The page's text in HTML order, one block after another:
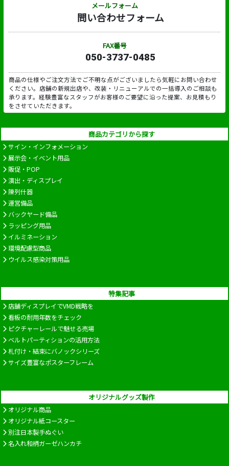
メールフォーム
問い合わせフォーム
FAX番号
050-3737-0485
商品の仕様やご注文方法でご不明な点がございましたら気軽にお問い合わせ
ください。店舗の新規出店や、改装・リニューアルでの一括導入のご相談も
承ります。経験豊富なスタッフがお客様のご要望に沿った提案、お見積もり
をさせていただきます。
商品カテゴリから探す
サイン・インフォメーション
展示会・イベント用品
販促・POP
演出・ディスプレイ
陳列什器
運営備品
バックヤード備品
ラッピング用品
イルミネーション
環境配慮型商品
ウイルス感染対策用品
特集記事
店舗ディスプレイでVMD戦略を
看板の耐用年数をチェック
ピクチャーレールで魅せる売場
ベルトパーティションの活用方法
札付け・結束にバノックシリーズ
サイズ豊富なポスターフレーム
オリジナルグッズ製作
オリジナル商品
オリジナル紙コースター
別注日本製手ぬぐい
名入れ和柄ガーゼハンカチ